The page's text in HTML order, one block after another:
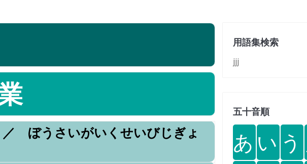
ぼうさいがいくせいびじぎょ
用語集検索
jjj
五十音順
あ い う